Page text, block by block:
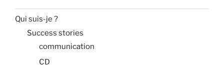
Qui suis-je ?
Success stories
communication
CD